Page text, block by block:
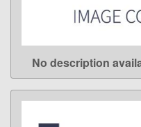
No description